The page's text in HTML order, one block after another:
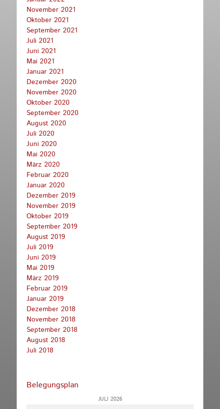
November 2021
Oktober 2021
September 2021
Juli 2021
Juni 2021
Mai 2021
Januar 2021
Dezember 2020
November 2020
Oktober 2020
September 2020
August 2020
Juli 2020
Juni 2020
Mai 2020
März 2020
Februar 2020
Januar 2020
Dezember 2019
November 2019
Oktober 2019
September 2019
August 2019
Juli 2019
Juni 2019
Mai 2019
März 2019
Februar 2019
Januar 2019
Dezember 2018
November 2018
September 2018
August 2018
Juli 2018
Belegungsplan
JULI 2026